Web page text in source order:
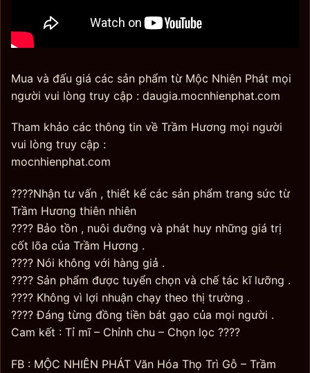
Mua và đấu giá các sản phẩm từ Mộc Nhiên Phát mọi
người vui lòng truy cập : daugia.mocnhienphat.com
Tham khảo các thông tin về Trầm Hương mọi người
vui lòng truy cập :
mocnhienphat.com
????Nhận tư vấn , thiết kế các sản phẩm trang sức từ
Trầm Hương thiên nhiên
???? Bảo tồn , nuôi dưỡng và phát huy những giá trị
cốt lõa của Trầm Hương .
???? Nói không với hàng giả .
???? Sản phẩm được tuyển chọn và chế tác kĩ lưỡng .
???? Không vì lợi nhuận chạy theo thị trường .
???? Đáng từng đồng tiền bát gạo của mọi người .
Cam kết : Tỉ mĩ – Chỉnh chu – Chọn lọc ????
FB : MỘC NHIÊN PHÁT Văn Hóa Thọ Trì Gỗ – Trầm